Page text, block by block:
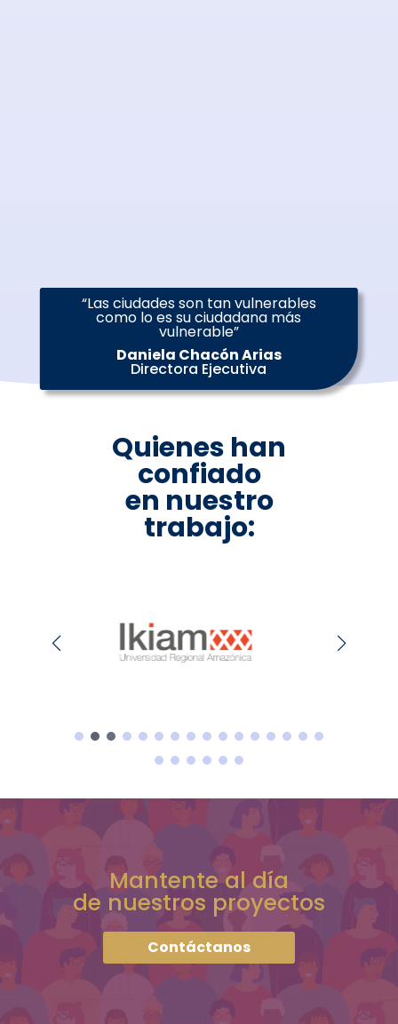
“Las ciudades son tan vulnerables
como lo es su ciudadana más
vulnerable”
Daniela Chacón Arias
Directora Ejecutiva
Quienes han
confiado
en nuestro
trabajo:
Mantente al día
de nuestros proyectos
Contáctanos